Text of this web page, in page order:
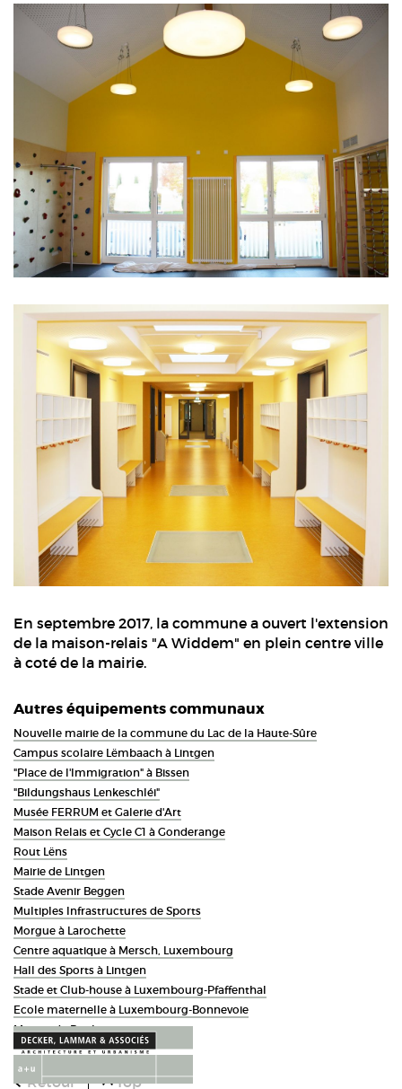
En septembre 2017, la commune a ouvert l'extension
de la maison-relais "A Widdem" en plein centre ville
à coté de la mairie.
Autres équipements communaux
Nouvelle mairie de la commune du Lac de la Haute-Sûre
Campus scolaire Lëmbaach à Lintgen
"Place de l'Immigration" à Bissen
"Bildungshaus Lenkeschléi"
Musée FERRUM et Galerie d'Art
Maison Relais et Cycle C1 à Gonderange
Rout Lëns
Mairie de Lintgen
Stade Avenir Beggen
Multiples Infrastructures de Sports
Morgue à Larochette
Centre aquatique à Mersch, Luxembourg
Hall des Sports à Lintgen
Stade et Club-house à Luxembourg-Pfaffenthal
Ecole maternelle à Luxembourg-Bonnevoie
Manoir de Roebe
Retour Top